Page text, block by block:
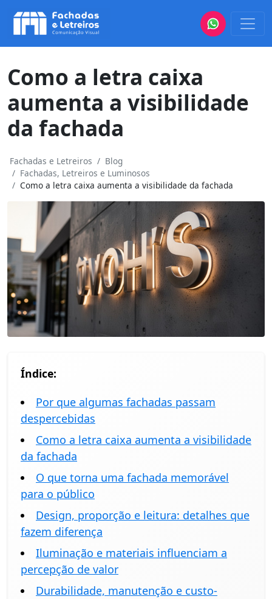
Como a letra caixa
aumenta a visibilidade
da fachada
Fachadas e Letreiros
Blog
Fachadas, Letreiros e Luminosos
Como a letra caixa aumenta a visibilidade da fachada
Índice:
Por que algumas fachadas passam
despercebidas
Como a letra caixa aumenta a visibilidade
da fachada
O que torna uma fachada memorável
para o público
Design, proporção e leitura: detalhes que
fazem diferença
Iluminação e materiais influenciam a
percepção de valor
Durabilidade, manutenção e custo-